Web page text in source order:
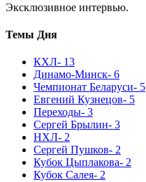
Эксклюзивное интервью.
Темы Дня
КХЛ- 13
Динамо-Минск- 6
Чемпионат Беларуси- 5
Евгений Кузнецов- 5
Переходы- 3
Сергей Брылин- 3
НХЛ- 2
Сергей Пушков- 2
Кубок Цыплакова- 2
Кубок Салея- 2